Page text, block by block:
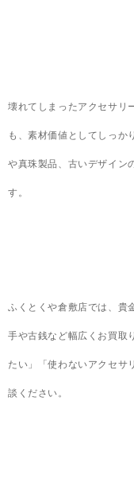
壊れてしまったアクセサリ
も、素材価値としてしっか
や真珠製品、古いデザイン
す。
ふくとくや倉敷店では、貴
手や古銭など幅広くお買取
たい」「使わないアクセサ
談ください。